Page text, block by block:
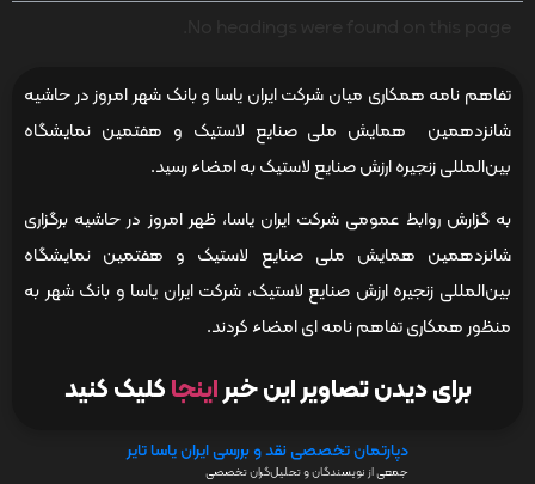
تفاهم نامه همکاری میان شرکت ایران یاسا و بانک شهر امروز در حاشیه
شانزدهمین همایش ملی صنایع لاستیک و هفتمین نمایشگاه
بین‌المللی زنجیره ارزش صنایع لاستیک به امضاء رسید.
به گزارش روابط عمومی شرکت ایران یاسا، ظهر امروز در حاشیه برگزاری
شانزدهمین همایش ملی صنایع لاستیک و هفتمین نمایشگاه
بین‌المللی زنجیره ارزش صنایع لاستیک، شرکت ایران یاسا و بانک شهر به
منظور همکاری تفاهم نامه ای امضاء کردند.
برای دیدن تصاویر این خبراینجاکلیک کنید
دپارتمان تخصصی نقد و بررسی ایران یاسا تایر
جمعی از نویسندگان و تحلیل‌گران تخصصی